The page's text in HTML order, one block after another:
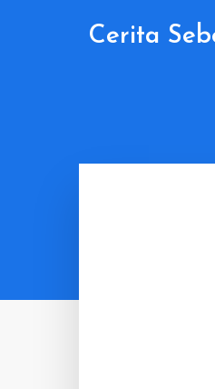
Cerita